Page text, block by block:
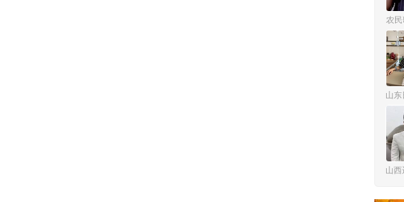
农
山
山